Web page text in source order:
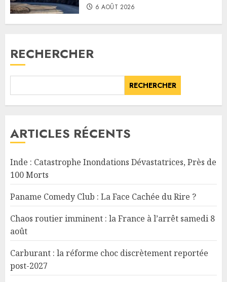
6 AOÛT 2026
RECHERCHER
RECHERCHER
ARTICLES RÉCENTS
Inde : Catastrophe Inondations Dévastatrices, Près de
100 Morts
Paname Comedy Club : La Face Cachée du Rire ?
Chaos routier imminent : la France à l’arrêt samedi 8
août
Carburant : la réforme choc discrètement reportée
post-2027